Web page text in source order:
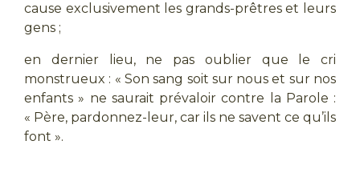
cause exclusivement les grands-prêtres et leurs
gens ;
en dernier lieu, ne pas oublier que le cri
monstrueux : « Son sang soit sur nous et sur nos
enfants » ne saurait prévaloir contre la Parole :
« Père, pardonnez-leur, car ils ne savent ce qu’ils
font ».